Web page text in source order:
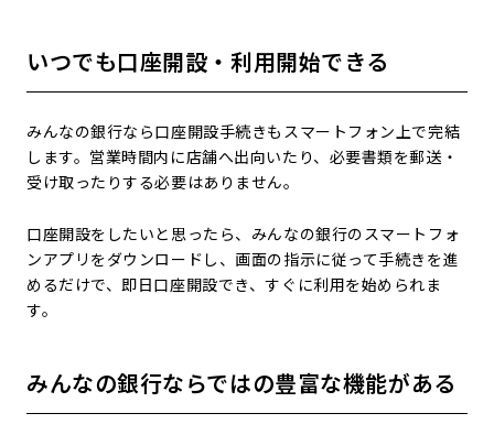
いつでも口座開設・利用開始できる
みんなの銀行なら口座開設手続きもスマートフォン上で完結
します。営業時間内に店舗へ出向いたり、必要書類を郵送・
受け取ったりする必要はありません。
口座開設をしたいと思ったら、みんなの銀行のスマートフォ
ンアプリをダウンロードし、画面の指示に従って手続きを進
めるだけで、即日口座開設でき、すぐに利用を始められま
す。
みんなの銀行ならではの豊富な機能がある